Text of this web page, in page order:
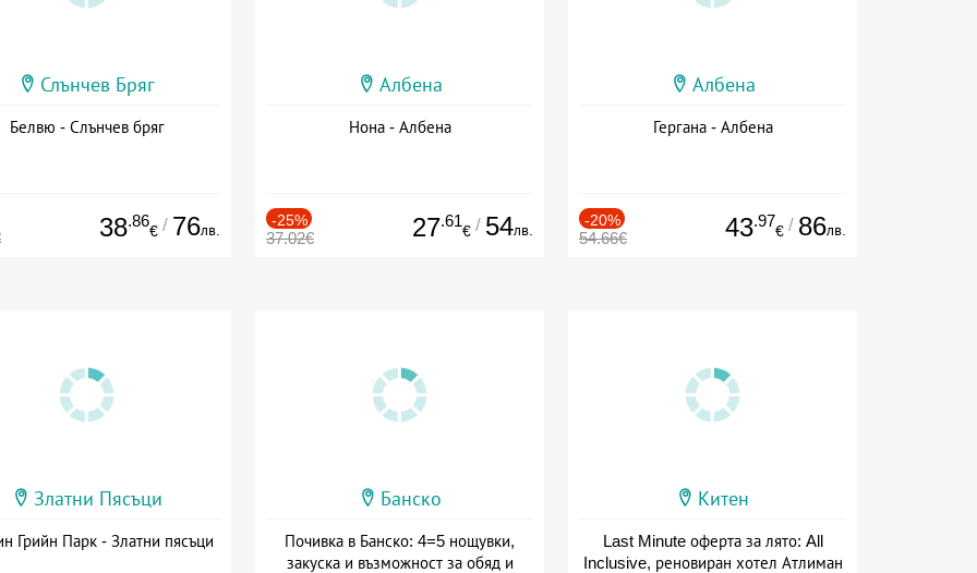
Слънчев Бряг
Белвю - Слънчев бряг
38.86
€ / 76лв.
Албена
Нона - Албена
-25%
37.02€ 27.61
€ / 54лв.
Албена
Гергана - Албена
-20%
54.66€ 43.97
€ / 86лв.
Златни Пясъци
Грийн Парк - Златни пясъци
Банско
Почивка в Банско: 4=5 нощувки,
закуска и възможност за обяд и
Китен
Last Minute оферта за лято: All
Inclusive, реновиран хотел Атлиман